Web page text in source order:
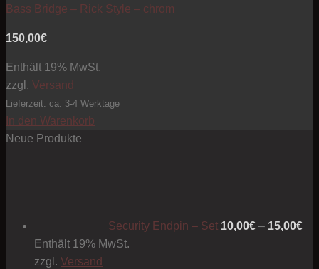
Bass Bridge – Rick Style – chrom
150,00€
Enthält 19% MwSt.
zzgl. Versand
Lieferzeit: ca. 3-4 Werktage
In den Warenkorb
Neue Produkte
Security Endpin – Set 10,00€ – 15,00€
Enthält 19% MwSt.
zzgl. Versand